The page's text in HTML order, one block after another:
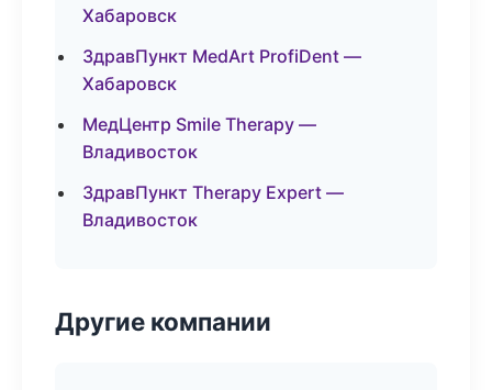
Хабаровск
ЗдравПункт MedArt ProfiDent —
Хабаровск
МедЦентр Smile Therapy —
Владивосток
ЗдравПункт Therapy Expert —
Владивосток
Другие компании